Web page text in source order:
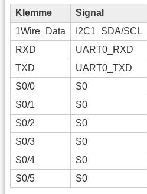
Klemme Signal
1Wire_Data
I2C1_SDA/SCL
RXD
UART0_RXD
TXD
UART0_TXD
S0/0
S0
S0/1
S0
S0/2
S0
S0/3
S0
S0/4
S0
S0/5
S0